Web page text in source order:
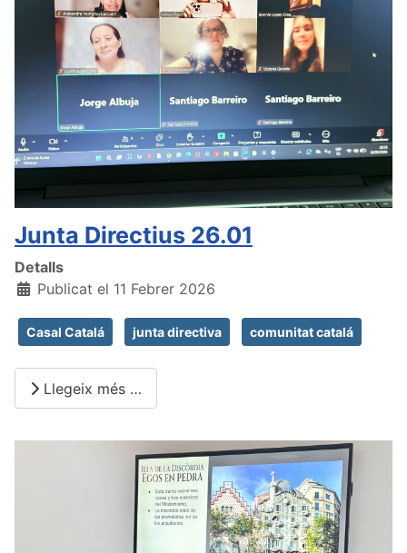
Junta Directius 26.01
Detalls
Publicat el 11 Febrer 2026
Casal Catalá junta directiva comunitat catalá
Llegeix més …